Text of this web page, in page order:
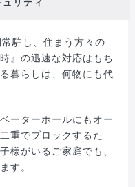
駐し、住まう方々の
』の迅速な対応はもち
暮らしは、何物にも代
ーターホールにもオー
重でブロックするた
様がいるご家庭でも、
す。